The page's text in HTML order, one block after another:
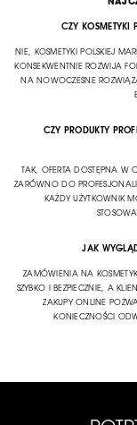
CZY KOSMETYKI
NIE, KOSMETYKI POLSKIEJ
KONSEKWENTNIE ROZWIJA
NA NOWOCZESNE
CZY PRODUKTY
TAK, OFERTA DOSTĘPNA W
ZARÓWNO DO
KAŻDY UŻYTKOWNIK
JAK
ZAMÓWIENIA NA
SZYBKO I BEZPIECZNIE, A
ZAKUPY ONLINE
KONIECZNOŚCI